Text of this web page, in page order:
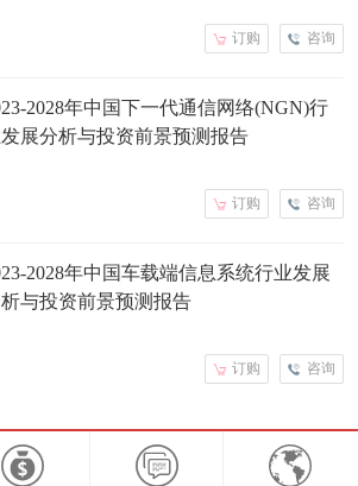
咨询
订购
2028年中国下一代通信网络(NGN)行
展分析与投资前景预测报告
咨询
订购
2028年中国车载端信息系统行业发展
与投资前景预测报告
咨询
订购